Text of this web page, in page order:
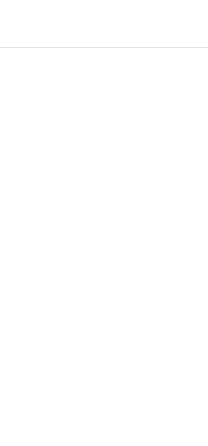
Sonnenschirme, Liegestühle